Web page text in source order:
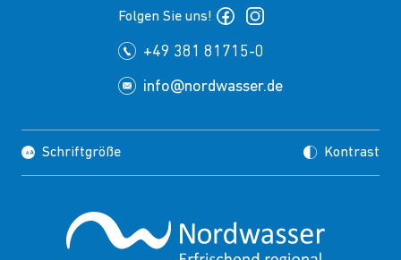
+49 381 81715-0
info@nordwasser.de
Folgen Sie uns!
Schriftgröße Kontrast